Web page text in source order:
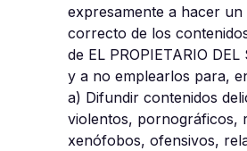
expresamente a hacer un
correcto de los
de EL PROPIETARIO DEL
y a no emplearlos para,
a) Difundir contenidos
violentos, pornográficos,
xenófobos, ofensivos,